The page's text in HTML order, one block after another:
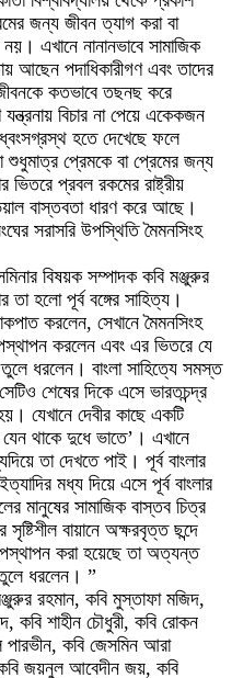
জন্য জীবন ত্যাগ করা বা
এখানে নানানভাবে সামাজিক
আছেন পদাধিকারীগণ এবং তাদের
জীবনকে কতভাবে তছনছ করে
বিচার না পেয়ে একেকজন
হতে দেখেছে ফলে
প্রেমকে বা প্রেমের জন্য
প্রবল রকমের রাষ্ট্রীয়
বাস্তবতা ধারণ করে আছে।
সরাসরি উপস্থিতি মৈমনসিংহ
বিষয়ক সম্পাদক কবি মঞ্জুরুর
তা হলো পূর্ব বঙ্গের সাহিত্য।
করলেন, সেখানে মৈমনসিংহ
করলেন এবং এর ভিতরে যে
ধরলেন। বাংলা সাহিত্যে সমস্ত
শেষের দিকে এসে ভারতচন্দ্র
যেখানে দেবীর কাছে একটি
থাকে দুধে ভাতে’। এখানে
তা দেখতে পাই। পূর্ব বাংলার
মধ্য দিয়ে এসে পূর্ব বাংলার
মানুষের সামাজিক বাস্তব চিত্র
বায়ানে অক্ষরবৃত্ত ছন্দে
করা হয়েছে তা অত্যন্ত
ধরলেন। ”
রহমান, কবি মুস্তাফা মজিদ,
কবি শাহীন চৌধুরী, কবি রোকন
পারভীন, কবি জেসমিন আরা
কবি জয়নুল আবেদীন জয়, কবি